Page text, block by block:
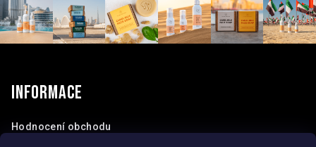
t
Informace
Hodnocení obchodu